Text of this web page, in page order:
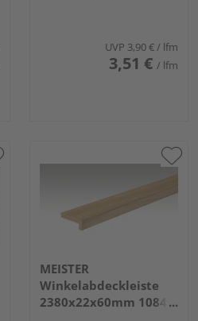
UVP 3,90 €/ lfm
3,51 € / lfm
MEISTER
Winkelabdeckleiste
2380x22x60mm 1084